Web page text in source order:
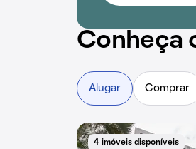
Conheça
Alugar Comprar
4 imóveis disponíveis